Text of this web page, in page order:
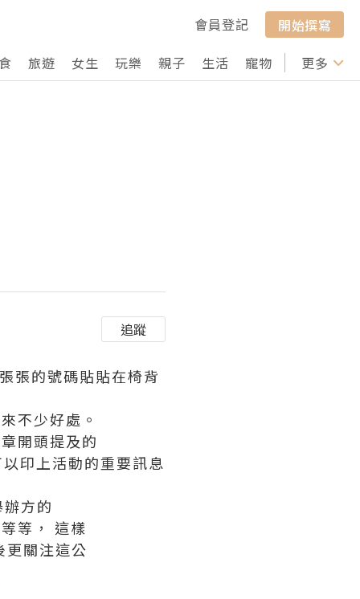
會員登記
開始撰寫
旅遊 女生 玩樂 親子 生活 寵物 行山 打卡
更多
追蹤
張的號碼貼貼在椅背
不少好處。
開頭提及的
以印上活動的重要訊息
方的
等， 這樣
更關注這公